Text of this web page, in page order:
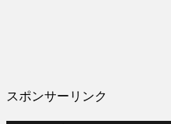
スポンサーリンク